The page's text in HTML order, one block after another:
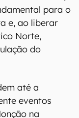
e irreversível
a Groenlândia
o suficiente
em até 7,5